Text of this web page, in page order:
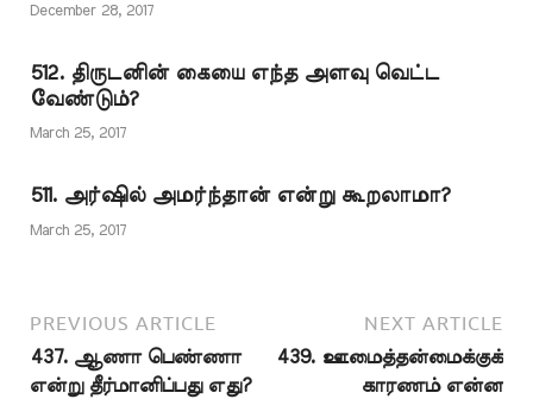
பொருளாதாரத்தைச்
தன்னுடைய பாதையில்
போர் செய்வதாக
இறைவன் சிறப்பித்துக்
கூறுவதா? இது
இல்லையா? என்று…
December 28, 2017
512. திருடனின் கையை எந்த அளவு வெட்ட
வேண்டும்?
March 25, 2017
511. அர்ஷில் அமர்ந்தான் என்று கூறலாமா?
March 25, 2017
PREVIOUS ARTICLE
437. ஆணா பெண்ணா
என்று தீர்மானிப்பது எது?
NEXT ARTICLE
439. ஊமைத்தன்மைக்குக்
காரணம் என்ன